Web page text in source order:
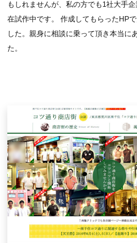
もしれませんが、私の方でも1社大手
在試作中です。 作成してもらったHP
した。親身に相談に乗って頂き本当に
た。